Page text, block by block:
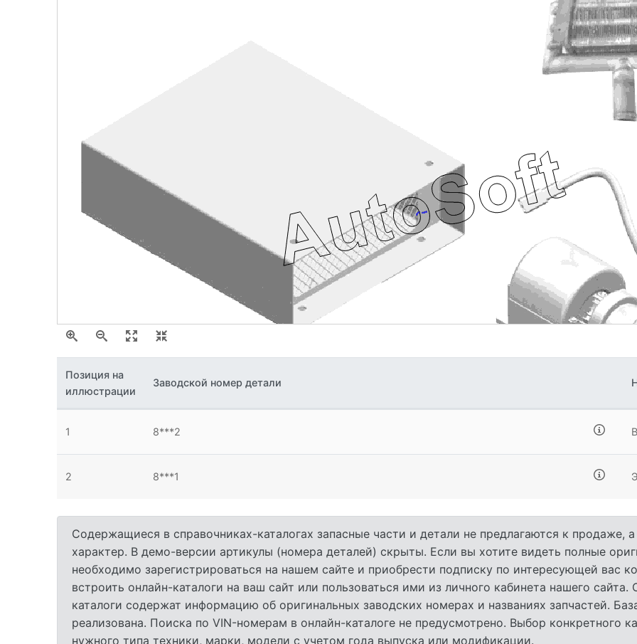
Позиция на
иллюстрации
Заводской номер детали
1 8***2
2 8***1
Содержащиеся в справочниках-каталогах запасные части и детали не предлагаются к продаже,
характер. В демо-версии артикулы (номера деталей) скрыты. Если вы хотите видеть полные
необходимо зарегистрироваться на нашем сайте и приобрести подписку по интересующей вас
встроить онлайн-каталоги на ваш сайт или пользоваться ими из личного кабинета нашего
каталоги содержат информацию об оригинальных заводских номерах и названиях запчастей.
реализована. Поиска по VIN-номерам в онлайн-каталоге не предусмотрено. Выбор конкретного
нужного типа техники, марки, модели с учетом года выпуска или модификации.